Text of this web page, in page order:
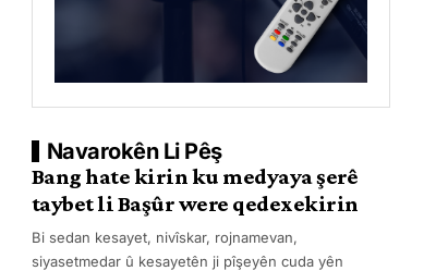
Navarokên Li Pêş
Bang hate kirin ku medyaya şerê
taybet li Başûr were qedexekirin
Bi sedan kesayet, nivîskar, rojnamevan,
siyasetmedar û kesayetên ji pîşeyên cuda yên